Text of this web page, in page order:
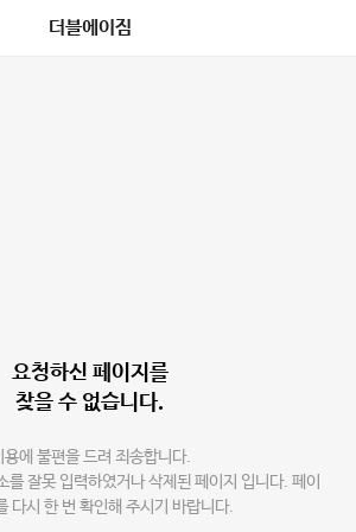
더블에이짐
요청하신 페이지를
찾을 수 없습니다.
용에 불편을 드려 죄송합니다.
를 잘못 입력하였거나 삭제된 페이지 입니다. 페이
다시 한 번 확인해 주시기 바랍니다.